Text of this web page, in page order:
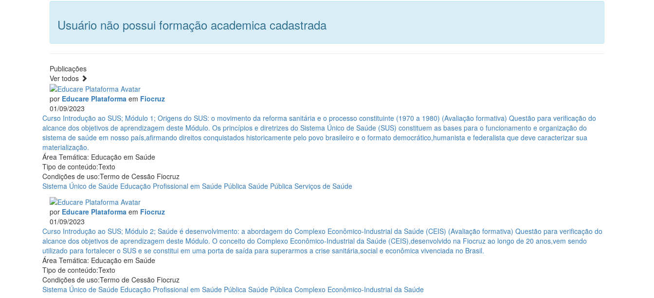
Usuário não possui formação academica cadastrada
Publicações
Ver todos
por Educare Plataforma em Fiocruz
01/09/2023
Curso
Introdução
ao
SUS;
Módulo
1;
Origens
do
SUS:
movimento
reforma
sanitária
e
o
processo
constituinte
(1970
Curso Introdução ao SUS; Módulo 1; Origens do SUS: o movimento da reforma sanitária e o processo constituinte (1970 a 1980) (Avaliação formativa) Questão para verificação do
alcance dos objetivos de aprendizagem deste Módulo. Os princípios e diretrizes do Sistema Único de Saúde (SUS) constituem as bases para o funcionamento e organização do
sistema de saúde em nosso país,afirmando direitos conquistados historicamente pelo povo brasileiro e o formato democrático,humanista e federalista que deve caracterizar sua
materialização.
Área Temática: Educação em Saúde
Tipo de conteúdo:Texto
Condições de uso:Termo de Cessão Fiocruz
Sistema Único de Saúde Educação Profissional em Saúde Pública Saúde Pública Serviços de Saúde
por Educare Plataforma em Fiocruz
01/09/2023
Curso
Introdução
ao
SUS;
Módulo
2;
Saúde
Curso Introdução ao SUS; Módulo 2; Saúde é desenvolvimento: a abordagem do Complexo Econômico-Industrial da Saúde (CEIS) (Avaliação formativa) Questão para verificação do
alcance dos objetivos de aprendizagem deste Módulo. O conceito do Complexo Econômico-Industrial da Saúde (CEIS),desenvolvido na Fiocruz ao longo de 20 anos,vem sendo
utilizado para fortalecer o SUS e se constitui em uma porta de saída para superarmos a crise sanitária,social e econômica vivenciada no Brasil.
Área Temática: Educação em Saúde
Tipo de conteúdo:Texto
Condições de uso:Termo de Cessão Fiocruz
Sistema Único de Saúde Educação Profissional em Saúde Pública Saúde Pública Complexo Econômico-Industrial da Saúde